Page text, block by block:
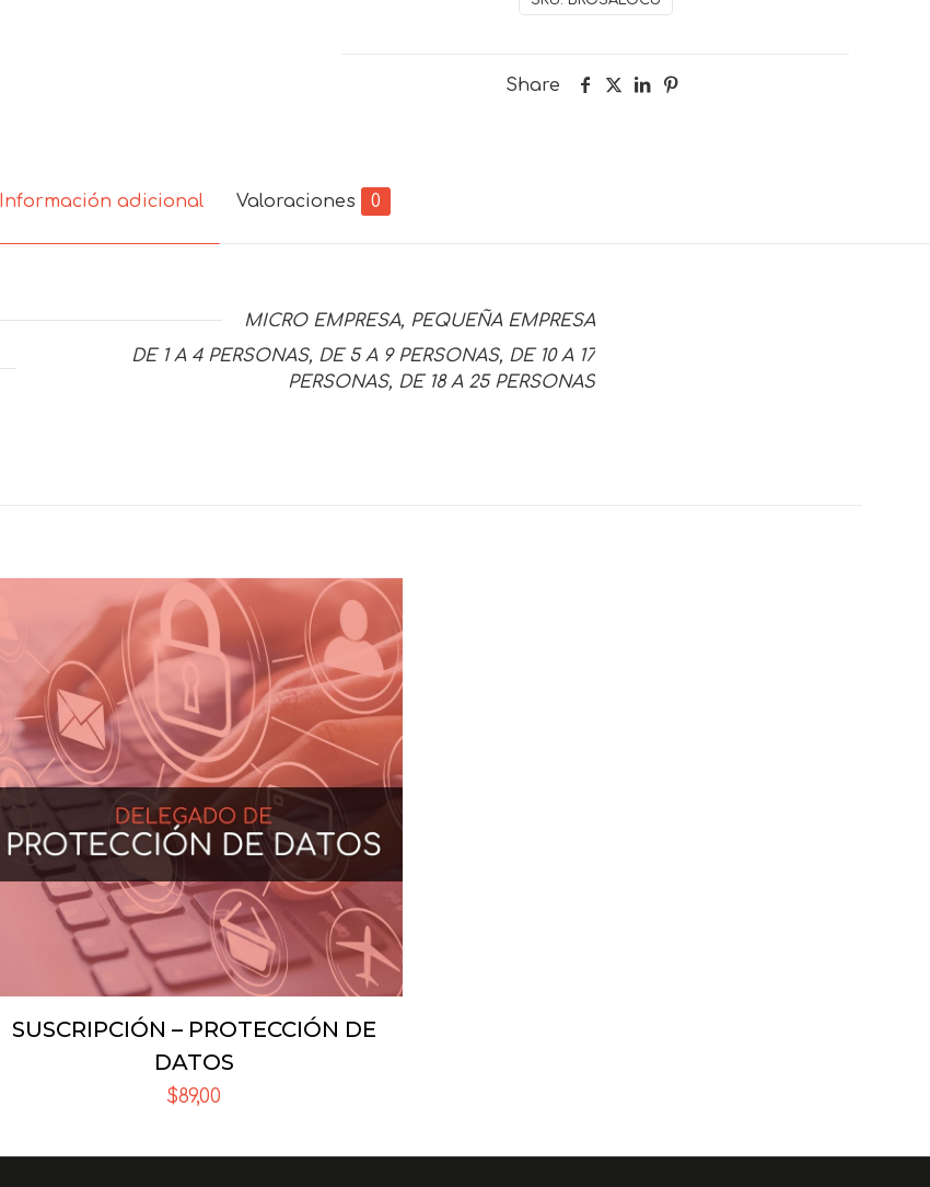
Share
Información adicional Valoraciones 0
MICRO EMPRESA, PEQUEÑA EMPRESA
DE 1 A 4 PERSONAS, DE 5 A 9 PERSONAS, DE 10 A 17
PERSONAS, DE 18 A 25 PERSONAS
1 of 5
stars
2 of 5
stars
3 of 5
stars
4 of 5
stars
Correo
electrónico
SUSCRIPCIÓN – PROTECCIÓN DE
DATOS
$89,00